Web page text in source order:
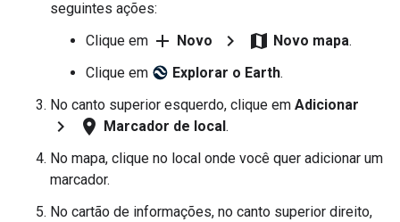
seguintes ações:
Clique em add Novo chevron_right map Novo mapa.
Clique em
Explorar o Earth.
No canto superior esquerdo, clique em Adicionar
chevron_right location_on Marcador de local.
No mapa, clique no local onde você quer adicionar um
marcador.
No cartão de informações, no canto superior direito,